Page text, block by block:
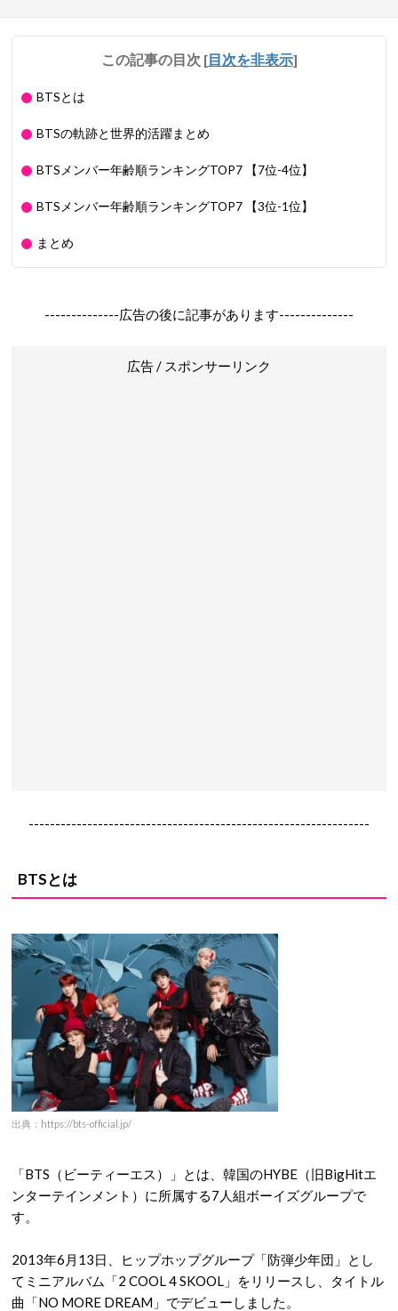
この記事の目次 [目次を非表示]
BTSとは
BTSの軌跡と世界的活躍まとめ
BTSメンバー年齢順ランキングTOP7 【7位-4位】
BTSメンバー年齢順ランキングTOP7 【3位-1位】
まとめ
--------------広告の後に記事があります--------------
広告 / スポンサーリンク
----------------------------------------------------------------
BTSとは
出典：https://bts-official.jp/
「BTS（ビーティーエス）」とは、韓国のHYBE（旧BigHitエ
ンターテインメント）に所属する7人組ボーイズグループで
す。
2013年6月13日、ヒップホップグループ「防弾少年団」とし
てミニアルバム「2 COOL 4 SKOOL」をリリースし、タイトル
曲「NO MORE DREAM」でデビューしました。